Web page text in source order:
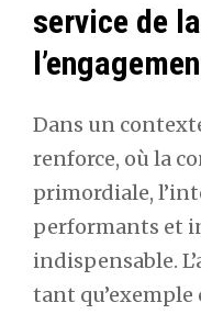
service de
Dans un
renforce, où la
primordiale,
performants et
indispensable.
tant